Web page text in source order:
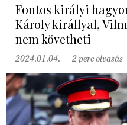
Fontos királyi
Károly királlyal,
nem követheti
2024.01.04. 2 perc olvasás